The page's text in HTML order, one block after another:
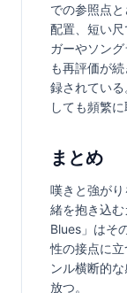
での参照点
配置、短い
ガーやソン
も再評価が
録されてい
しても頻繁に
まとめ
嘆きと強が
緒を抱き込
Blues」はそ
性の接点に
ンル横断的
放つ。